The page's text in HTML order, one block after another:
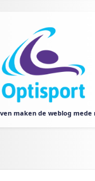
maken de weblog mede